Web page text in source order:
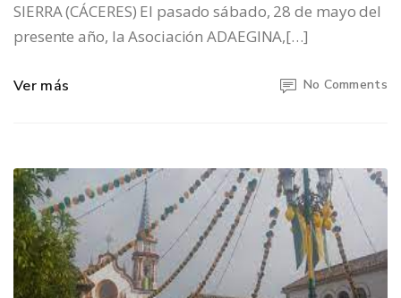
SIERRA (CÁCERES) El pasado sábado, 28 de mayo del
presente año, la Asociación ADAEGINA,[…]
Ver más No Comments